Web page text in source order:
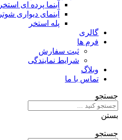
آبنما پرده ای استخر
آبنمای دیواری شوتر
پله استخر
گالری
فرم ها
ثبت سفارش
شرایط نمایندگی
وبلاگ
تماس با ما
جستجو
بستن
جستجو